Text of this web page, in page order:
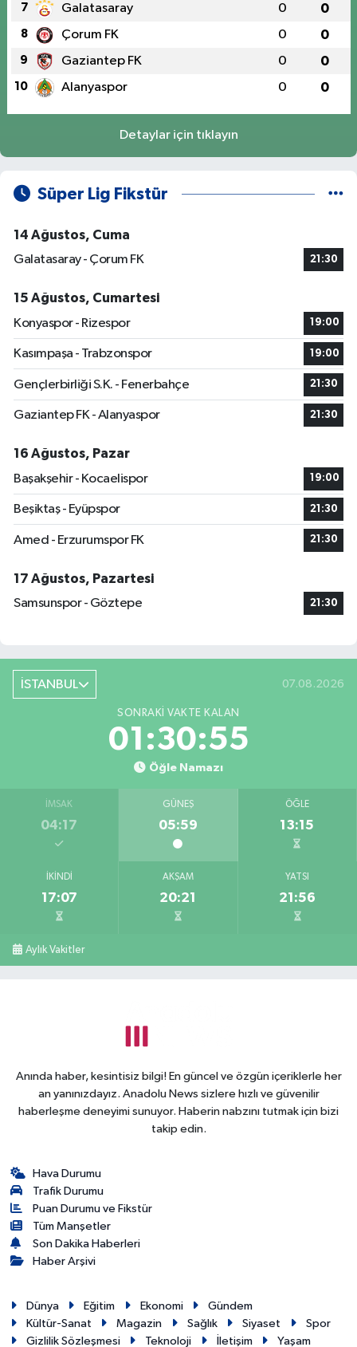
7 Galatasaray 0 0
8 Çorum FK 0 0
9 Gaziantep FK 0 0
10 Alanyaspor 0 0
Detaylar için tıklayın
Süper Lig Fikstür
14 Ağustos, Cuma
Galatasaray - Çorum FK
21:30
15 Ağustos, Cumartesi
Konyaspor - Rizespor
19:00
Kasımpaşa - Trabzonspor 19:00
Gençlerbirliği S.K. - Fenerbahçe 21:30
Gaziantep FK - Alanyaspor 21:30
16 Ağustos, Pazar
Başakşehir - Kocaelispor
19:00
Beşiktaş - Eyüpspor 21:30
Amed - Erzurumspor FK 21:30
17 Ağustos, Pazartesi
Samsunspor - Göztepe
21:30
İSTANBUL 07.08.2026
SONRAKI VAKTE KALAN
01:30:54
Öğle Namazı
İMSAK
04:17
GÜNEŞ
05:59
ÖĞLE
13:15
İKINDI
17:07
AKŞAM
20:21
YATSI
21:56
Aylık Vakitler
Anında haber, kesintisiz bilgi! En güncel ve özgün içeriklerle her
an yanınızdayız. Anadolu News sizlere hızlı ve güvenilir
haberleşme deneyimi sunuyor. Haberin nabzını tutmak için bizi
takip edin.
Hava Durumu
Trafik Durumu
Puan Durumu ve Fikstür
Tüm Manşetler
Son Dakika Haberleri
Haber Arşivi
Dünya Eğitim Ekonomi
Gündem
Kültür-Sanat
Magazin Sağlık Siyaset
Spor
Gizlilik Sözleşmesi
Teknoloji İletişim Yaşam